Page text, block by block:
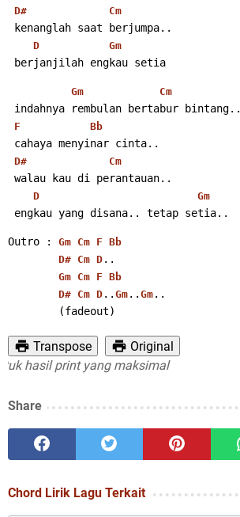
D# Cm
kenanglah saat berjumpa..
D Gm
berjanjilah engkau setia
Gm Cm
indahnya rembulan bertabur bintang..
F Bb
cahaya menyinar cinta..
D# Cm
walau kau di perantauan..
D Gm
engkau yang disana.. tetap setia..
Outro : Gm Cm F Bb
D# Cm D ..
Gm Cm F Bb
D# Cm D .. Gm .. Gm ..
        (fadeout)
Transpose
Original
hasil print yang maksimal
Share
Chord Lirik Lagu Terkait